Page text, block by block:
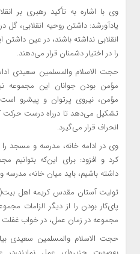
وی با اشاره به تأکید رهبری بر
یادآورشد: داشتن روحیه انقلابی،
انقلابی نداشته باشند، در عین
را در اختیار دشمنان قرار می‌دهند.
حجت الاسلام والمسلمین سعیدی
مؤمن بودن جوانان این مجموعه
مؤمن، نیروی پرتوان و پیشرو
تشکیل می‌دهد تا درراه درست حرکت
انحراف قرار می‌گیرد.
وی در ادامه خانه، مدرسه و مسجد
کرد و افزود: برای این‌که بتوانیم
داشته باشیم، باید میان خانه،
تولیت آستان مقدس کریمه اهل
پای‌کار بودن را از دیگر الزامات
مجموعه در زمان عمل، در خواب غفلت
حجت الاسلام والمسلمین سعیدی